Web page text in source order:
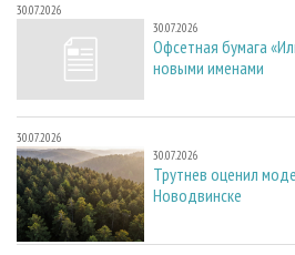
30.07.2026
30.07.2026
Офсетная бумага
новыми именами
30.07.2026
30.07.2026
Трутнев оценил
Новодвинске